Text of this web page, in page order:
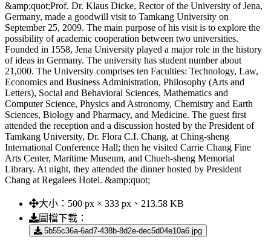
&amp;quot;Prof. Dr. Klaus Dicke, Rector of the University of Jena,
Germany, made a goodwill visit to Tamkang University on
September 25, 2009. The main purpose of his visit is to explore the
possibility of academic cooperation between two universities.
Founded in 1558, Jena University played a major role in the history
of ideas in Germany. The university has student number about
21,000. The University comprises ten Faculties: Technology, Law,
Economics and Business Administration, Philosophy (Arts and
Letters), Social and Behavioral Sciences, Mathematics and
Computer Science, Physics and Astronomy, Chemistry and Earth
Sciences, Biology and Pharmacy, and Medicine. The guest first
attended the reception and a discussion hosted by the President of
Tamkang University, Dr. Flora C.I. Chang, at Ching-sheng
International Conference Hall; then he visited Carrie Chang Fine
Arts Center, Maritime Museum, and Chueh-sheng Memorial
Library. At night, they attended the dinner hosted by President
Chang at Regalees Hotel. &amp;quot;
大小： 500 px × 333 px、213.58 KB
圖檔下載：
5b55c36a-6ad7-438b-8d2e-dec5d04e10a6.jpg